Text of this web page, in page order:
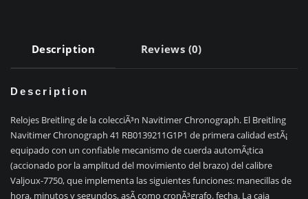
Description Reviews (0)
Description
Relojes Breitling de la colecciÃ³n Navitimer Chronograph. El Breitling
Navitimer Chronograph 41 RB0139211G1P1 de primera calidad estÃ¡
equipado con un confiable mecanismo de cuerda automÃ¡tica
(accionado por la amplitud del movimiento del brazo) del calibre
Valjoux-7750, que implementa las siguientes funciones: manecillas de
hora, minutos y segundos, asÃ­ como cronÃ³grafo. fecha. La caja